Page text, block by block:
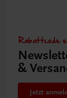
Rabattcode
&
Jetzt